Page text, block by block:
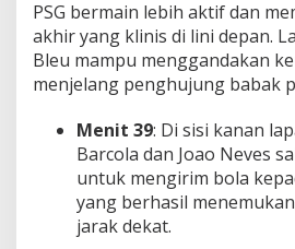
PSG bermain lebih aktif dan
akhir yang klinis di lini depan.
Bleu mampu menggandakan
menjelang penghujung babak
Menit 39: Di sisi kanan
Barcola dan Joao Neves
untuk mengirim bola
yang berhasil
jarak dekat.